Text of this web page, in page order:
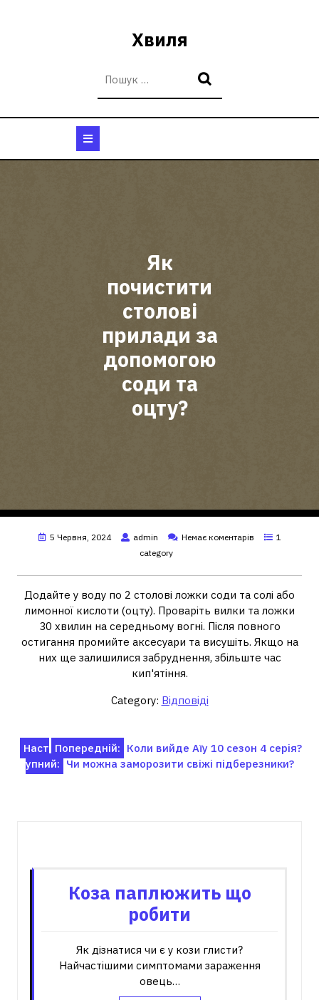
Хвиля
Як
почистити
столові
прилади за
допомогою
соди та
оцту?
5 Червня, 2024 admin Немає коментарів
1
category
Додайте у воду по 2 столові ложки соди та солі або
лимонної кислоти (оцту). Проваріть вилки та ложки
30 хвилин на середньому вогні. Після повного
остигання промийте аксесуари та висушіть. Якщо на
них ще залишилися забруднення, збільште час
кип'ятіння.
Category: Відповіді
Навігація
записів
Попередній: Коли вийде Аїу 10 сезон 4 серія?
Наст
упний: Чи можна заморозити свіжі підберезники?
Коза паплюжить що
робити
Як дізнатися чи є у кози глисти?
Найчастішими симптомами зараження
овець…